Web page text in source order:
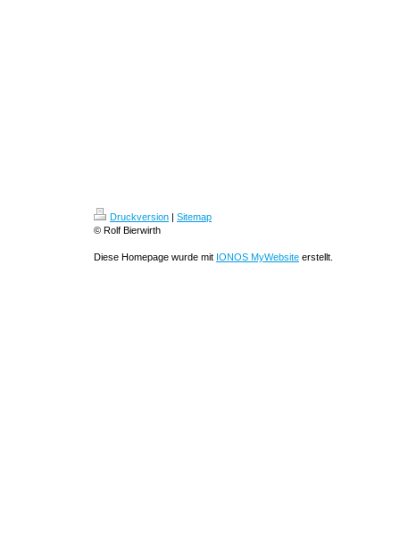
Druckversion | Sitemap
© Rolf Bierwirth
Diese Homepage wurde mit IONOS MyWebsite erstellt.